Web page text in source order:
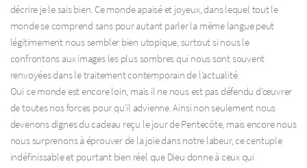
décrire je le sais bien. Ce monde apaisé et joyeux, dans lequel tout le
monde se comprend sans pour autant parler la même langue peut
légitimement nous sembler bien utopique, surtout si nous le
confrontons aux images les plus sombres qui nous sont souvent
renvoyées dans le traitement contemporain de l’actualité.
Oui ce monde est encore loin, mais il ne nous est pas défendu d’œuvrer
de toutes nos forces pour qu’il advienne. Ainsi non seulement nous
devenons dignes du cadeau reçu le jour de Pentecôte, mais encore nous
nous surprenons à éprouver de la joie dans notre labeur, ce centuple
indéfinissable et pourtant bien réel que Dieu donne à ceux qui